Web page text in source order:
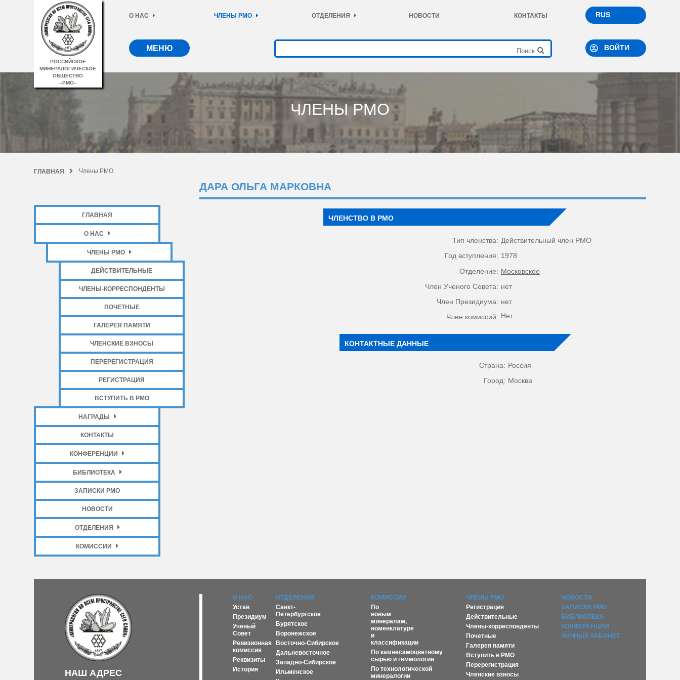
РОССИЙСКОЕ
МИНЕРАЛОГИЧЕСКОЕ
ОБЩЕСТВО
–РМО–
О НАС ЧЛЕНЫ РМО ОТДЕЛЕНИЯ НОВОСТИ КОНТАКТЫ RUS
МЕНЮ ВОЙТИ
ЧЛЕНЫ РМО
ГЛАВНАЯ Члены РМО
ГЛАВНАЯ
О НАС
ЧЛЕНЫ РМО
ДЕЙСТВИТЕЛЬНЫЕ
ЧЛЕНЫ-КОРРЕСПОНДЕНТЫ
ПОЧЕТНЫЕ
ГАЛЕРЕЯ ПАМЯТИ
ЧЛЕНСКИЕ ВЗНОСЫ
ПЕРЕРЕГИСТРАЦИЯ
РЕГИСТРАЦИЯ
ВСТУПИТЬ В РМО
НАГРАДЫ
КОНТАКТЫ
КОНФЕРЕНЦИИ
БИБЛИОТЕКА
ЗАПИСКИ РМО
НОВОСТИ
ОТДЕЛЕНИЯ
КОМИССИИ
ДАРА ОЛЬГА МАРКОВНА
ЧЛЕНСТВО В РМО
Тип членства: Действительный член РМО
Год вступления: 1978
Отделение: Московское
Член Ученого Совета: нет
Член Президиума: нет
Член комиссий: Нет
КОНТАКТНЫЕ ДАННЫЕ
Страна: Россия
Город: Москва
НАШ АДРЕС
О НАС
Устав
Президиум
Ученый
Совет
Ревизионная
комиссия
Реквизиты
История
ОТДЕЛЕНИЯ
Санкт-
Петербургское
Бурятское
Воронежское
Восточно-Сибирское
Дальневосточное
Западно-Сибирское
Ильменское
КОМИССИИ
По
новым
минералам,
номенклатуре
и
классификации
По камнесамоцветному
сырью и геммологии
По технологической
минералогии
ЧЛЕНЫ РМО
Регистрация
Действительные
Члены-корреспонденты
Почетные
Галерея памяти
Вступить в РМО
Перерегистрация
Членские взносы
НОВОСТИ
ЗАПИСКИ РМО
БИБЛИОТЕКА
КОНФЕРЕНЦИИ
ЛИЧНЫЙ КАБИНЕТ